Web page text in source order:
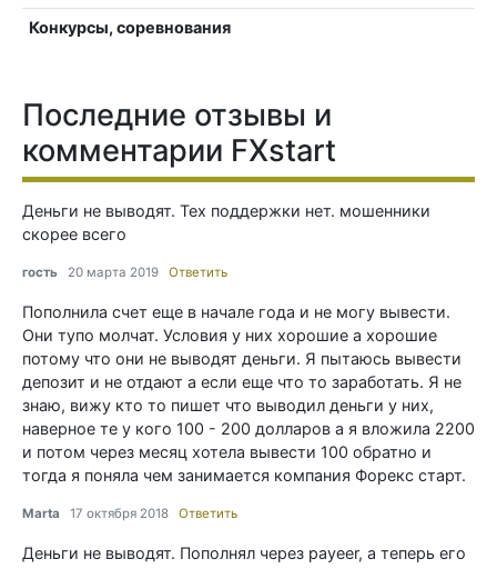
Конкурсы, соревнования
Последние отзывы и
комментарии FXstart
Деньги не выводят. Тех поддержки нет. мошенники
скорее всего
гость 20 марта 2019 Ответить
Пополнила счет еще в начале года и не могу вывести.
Они тупо молчат. Условия у них хорошие а хорошие
потому что они не выводят деньги. Я пытаюсь вывести
депозит и не отдают а если еще что то заработать. Я не
знаю, вижу кто то пишет что выводил деньги у них,
наверное те у кого 100 - 200 долларов а я вложила 2200
и потом через месяц хотела вывести 100 обратно и
тогда я поняла чем занимается компания Форекс старт.
Marta 17 октября 2018 Ответить
Деньги не выводят. Пополнял через payeer, а теперь его